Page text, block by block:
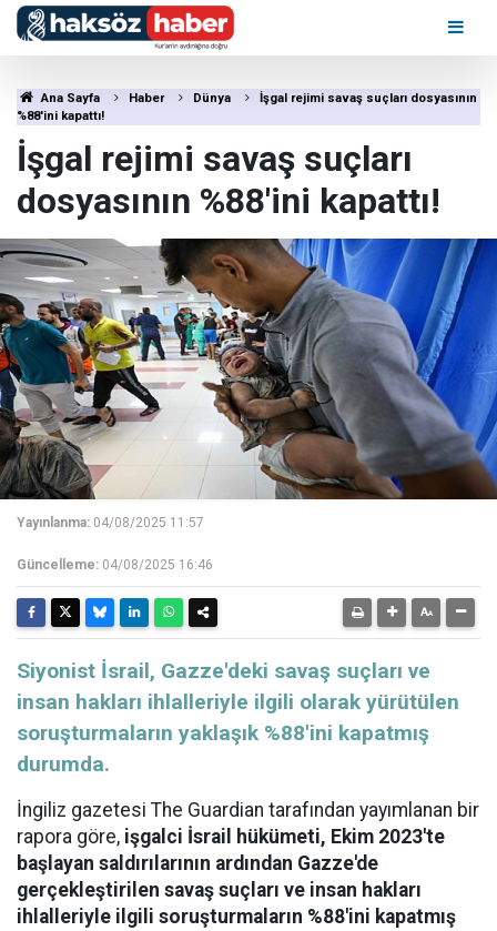
Ana Sayfa Haber Dünya
İşgal rejimi savaş suçları dosyasının
%88'ini kapattı!
İşgal rejimi savaş suçları
dosyasının %88'ini kapattı!
Yayınlanma: 04/08/2025 11:57
Güncelleme: 04/08/2025 16:46
Siyonist İsrail, Gazze'deki savaş suçları ve
insan hakları ihlalleriyle ilgili olarak yürütülen
soruşturmaların yaklaşık %88'ini kapatmış
durumda.
İngiliz gazetesi The Guardian tarafından yayımlanan bir
rapora göre, işgalci İsrail hükümeti, Ekim 2023'te
başlayan saldırılarının ardından Gazze'de
gerçekleştirilen savaş suçları ve insan hakları
ihlalleriyle ilgili soruşturmaların %88'ini kapatmış